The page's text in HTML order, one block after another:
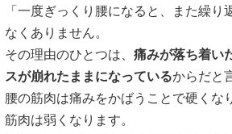
「一度ぎっくり腰になると、また繰り
なくありません。
その理由のひとつは、 痛みが落ち着い
スが崩れたままになっているからだと
腰の筋肉は痛みをかばうことで硬くな
筋肉は弱くなります。